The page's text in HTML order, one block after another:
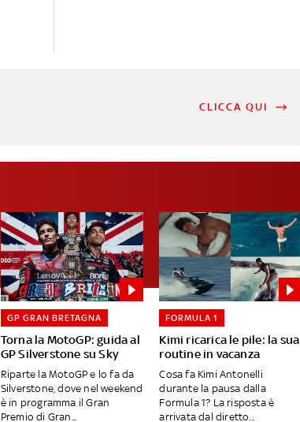
CLICCA QUI
Torna la MotoGP: guida al
GP Silverstone su Sky
GP GRAN BRETAGNA
Riparte la MotoGP e lo fa da
Silverstone, dove nel weekend
è in programma il Gran
Premio di Gran...
Kimi ricarica le pile: la sua
routine in vacanza
FORMULA 1
Cosa fa Kimi Antonelli
durante la pausa dalla
Formula 1? La risposta è
arrivata dal diretto...